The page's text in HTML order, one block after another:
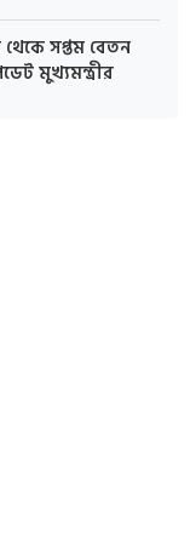
সপ্তম বেতন
মুখ্যমন্ত্রীর